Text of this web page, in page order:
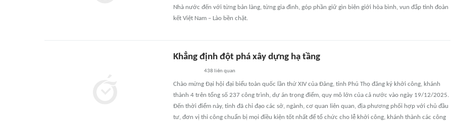
Nhà nước đến với từng bản làng, từng gia đình, góp phần giữ gìn biên giới hòa bình, vun đắp tình đoàn
kết Việt Nam – Lào bền chặt.
Khẳng định đột phá xây dựng hạ tầng
438 liên quan
Chào mừng Đại hội đại biểu toàn quốc lần thứ XIV của Đảng, tỉnh Phú Thọ đăng ký khởi công, khánh
thành 4 trên tổng số 237 công trình, dự án trọng điểm, quy mô lớn của cả nước vào ngày 19/12/2025.
Đến thời điểm này, tỉnh đã chỉ đạo các sở, ngành, cơ quan liên quan, địa phương phối hợp với chủ đầu
tư, đơn vị thi công chuẩn bị mọi điều kiện tốt nhất để tổ chức cho lễ khởi công, khánh thành các công